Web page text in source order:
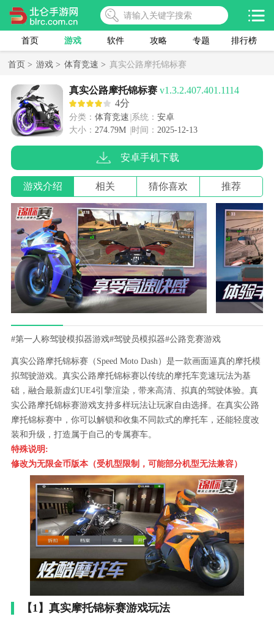
首页 游戏 软件 攻略 专题 排行榜
首页 > 游戏 > 体育竞速 > 真实公路摩托锦标赛
真实公路摩托锦标赛 v1.3.2.407.401.1114
4分
分类： 体育竞速 系统： 安卓
大小： 274.79M 时间： 2025-12-13
安卓手机下载
游戏介绍 相关 猜你喜欢 推荐
#第一人称驾驶模拟器游戏#驾驶员模拟器#公路竞赛游戏
真实公路摩托锦标赛（Speed Moto Dash）是一款画面逼真的摩托模
拟驾驶游戏。真实公路摩托锦标赛以传统的摩托车竞速玩法为基
础，融合最新虚幻UE4引擎渲染，带来高清、拟真的驾驶体验。真
实公路摩托锦标赛游戏支持多样玩法让玩家自由选择。在真实公路
摩托锦标赛中，你可以解锁和收集不同款式的摩托车，还能轻度改
装和升级，打造属于自己的专属赛车。
特殊说明:
修改为无限金币版本（受机型限制，可能部分机型无法兼容）
【1】真实摩托锦标赛游戏玩法